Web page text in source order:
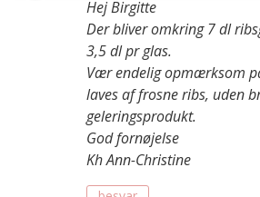
Hej Birgitte
Der bliver omkring 7 dl
3,5 dl pr glas.
Vær endelig opmærksom
laves af frosne ribs, uden
geleringsprodukt.
God fornøjelse
Kh Ann-Christine